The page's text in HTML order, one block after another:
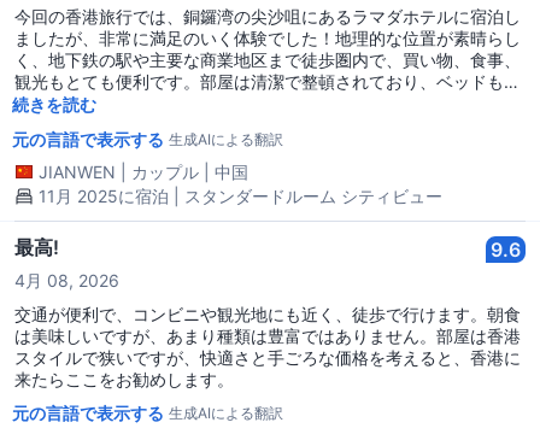
今回の香港旅行では、銅鑼湾の尖沙咀にあるラマダホテルに宿泊し
ましたが、非常に満足のいく体験でした！地理的な位置が素晴らし
く、地下鉄の駅や主要な商業地区まで徒歩圏内で、買い物、食事、
観光もとても便利です。部屋は清潔で整頓されており、ベッドも快
適で、夜はとても静かでした。フロントのサービスも親切で、質問
く、次回香港に来る際もここを選ぶつもりです！小さな欠点として
は、観光ツアーの団体が泊まっていることもあり、朝早くチェック
アウトする人たちが廊下をキャリーケースを引きずる音が少し気に
なることがありました。
続きを読む
元の言語で表示する 生成AIによる翻訳
JIANWEN カップル
中国
11月 2025に宿泊 | スタンダードルーム シティビュー
最高! 9.6
4月 08, 2026
交通が便利で、コンビニや観光地にも近く、徒歩で行けます。朝食
は美味しいですが、あまり種類は豊富ではありません。部屋は香港
スタイルで狭いですが、快適さと手ごろな価格を考えると、香港に
来たらここをお勧めします。
元の言語で表示する 生成AIによる翻訳